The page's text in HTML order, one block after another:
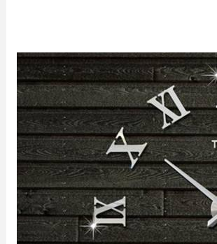
نکات و ترفندها
دکوراسیون داخلی و
چیدمان خانه (جدیدترین
ایده‌ها و عکس‌ها)
6 سال قبل